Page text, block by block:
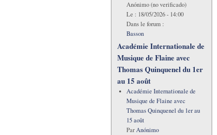
Anónimo (no verificado)
Le : 18/05/2026 - 14:00
Dans le forum :
Basson
Académie Internationale de
Musique de Flaine avec
Thomas Quinquenel du 1er
au 15 août
Académie Internationale de
Musique de Flaine avec
Thomas Quinquenel du 1er au
15 août
ParAnónimo